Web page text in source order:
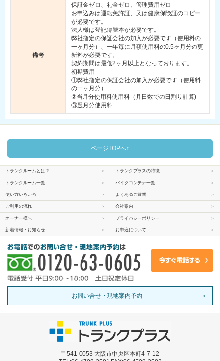
備考
保証金ゼロ、礼金ゼロ、管理費用ゼロ
お申込みは運転免許証、又は健康保険証のコピー
が必要です。
法人様は登記簿謄本が必要です。
弊社指定の保証会社の加入が必要です（使用料の
一ヶ月分）、一年毎に月額使用料の0.5ヶ月分の更
新料が必要です。
契約期間は最低2ヶ月以上となっております。
初期費用
①弊社指定の保証会社の加入が必要です（使用料
の一ヶ月分）
②当月分使用料使用料（月日数での日割り計算)
③翌月分使用料
ページTOPへ↑
トランクルームとは？ ＞ トランクプラスの特徴 ＞
トランクルーム一覧 ＞ バイクコンテナ一覧 ＞
使い方いろいろ ＞ よくあるご質問 ＞
ご利用の流れ ＞ 会社案内 ＞
オーナー様へ ＞ プライバシーポリシー ＞
新着情報・お知らせ ＞ お申込について ＞
お問い合せ・現地案内予約 ＞
〒541-0053 大阪市中央区本町4-7-12